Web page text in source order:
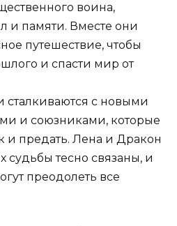
воина,
и памяти. Вместе они
путешествие, чтобы
и спасти мир от
с новыми
и союзниками, которые
и предать. Лена и Дракон
судьбы тесно связаны, и
преодолеть все